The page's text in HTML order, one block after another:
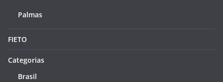
Palmas
FIETO
Categorias
Brasil